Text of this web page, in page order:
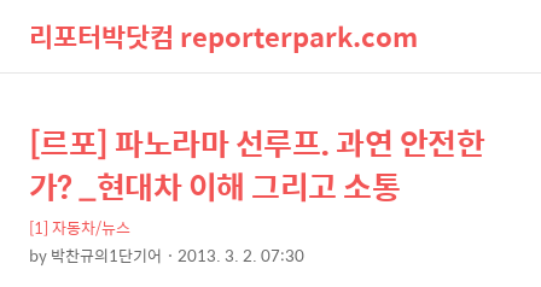
리포터박닷컴 reporterpark.com
색
상
세
텐
본
문
제
목
[르포] 파노라마 선루프. 과연 안전한
가? _현대차 이해 그리고 소통
[1] 자동차/뉴스
by박찬규의1단기어 2013. 3. 2. 07:30